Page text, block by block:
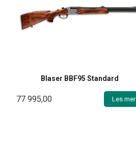
Blaser BBF95 Standard
77 995,00 Les mer